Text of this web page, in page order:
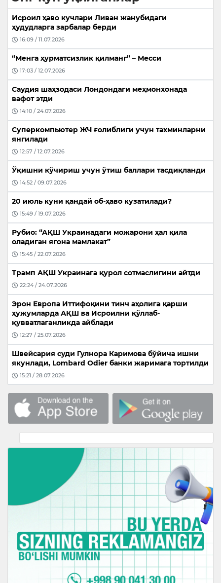
Исроил ҳаво кучлари Ливан жанубидаги
ҳудудларга зарбалар берди
16:09 / 11.07.2026
“Менга ҳурматсизлик қилманг” – Месси
17:03 / 12.07.2026
Саудия шаҳзодаси Лондондаги меҳмонхонада
вафот этди
14:10 / 24.07.2026
Суперкомпьютер ЖЧ ғолиблиги учун тахминларни
янгилади
12:57 / 12.07.2026
Ўқишни кўчириш учун ўтиш баллари тасдиқланди
14:52 / 09.07.2026
20 июль куни қандай об-ҳаво кузатилади?
15:49 / 19.07.2026
Рубио: “АҚШ Украинадаги можарони ҳал қила
оладиган ягона мамлакат”
15:45 / 22.07.2026
Трамп АҚШ Украинага қурол сотмаслигини айтди
22:24 / 24.07.2026
Эрон Европа Иттифоқини тинч аҳолига қарши
ҳужумларда АҚШ ва Исроилни қўллаб-
қувватлаганликда айблади
12:27 / 25.07.2026
Швейсария суди Гулнора Каримова бўйича ишни
якунлади, Lombard Odier банки жаримага тортилди
15:21 / 28.07.2026